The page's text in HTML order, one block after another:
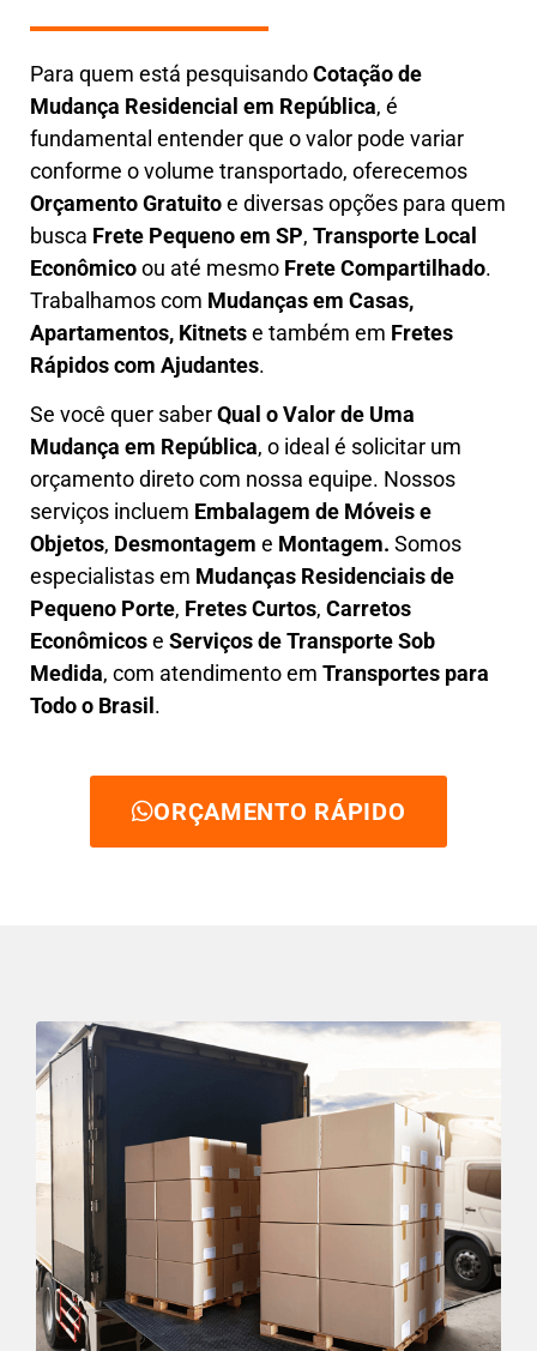
Para quem está pesquisandoCotação de
Mudança Residencial em República, é
fundamental entender que o valor pode variar
conforme o volume transportado, oferecemos
Orçamento Gratuitoe diversas opções para quem
busca Frete Pequeno em SP, Transporte Local
Econômicoou até mesmo Frete Compartilhado.
Trabalhamos com Mudanças em Casas,
Apartamentos, Kitnetse também em Fretes
Rápidos com Ajudantes.
Se você quer saberQual o Valor de Uma
Mudança em República, o ideal é solicitar um
orçamento direto com nossa equipe. Nossos
serviços incluem Embalagem de Móveis e
Objetos, Desmontagem e Montagem. Somos
especialistas em Mudanças Residenciais de
Pequeno Porte, Fretes Curtos, Carretos
Econômicose Serviços de Transporte Sob
Medida, com atendimento em Transportes para
Todo o Brasil .
ORÇAMENTO RÁPIDO